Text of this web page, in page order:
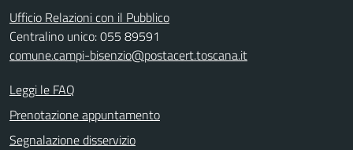
Ufficio Relazioni con il Pubblico
Centralino unico: 055 89591
comune.campi-bisenzio@postacert.toscana.it
Leggi le FAQ
Prenotazione appuntamento
Segnalazione disservizio